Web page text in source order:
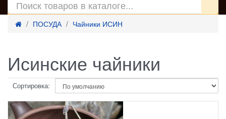
ПОСУДА Чайники ИСИН
Исинские чайники
Сортировка: